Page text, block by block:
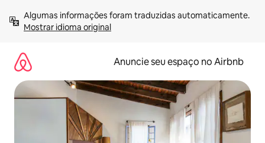
para
Mostrar idioma original
Anuncie seu espaço no Airbnb